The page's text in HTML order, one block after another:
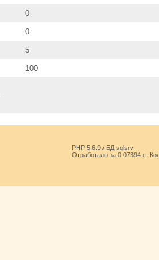
0
0
5
100
PHP 5.6.9 / БД sqlsrv
Отработало за 0.07394 с.